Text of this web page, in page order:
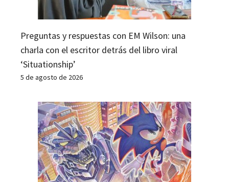
Preguntas y respuestas con EM Wilson: una
charla con el escritor detrás del libro viral
‘Situationship’
5 de agosto de 2026